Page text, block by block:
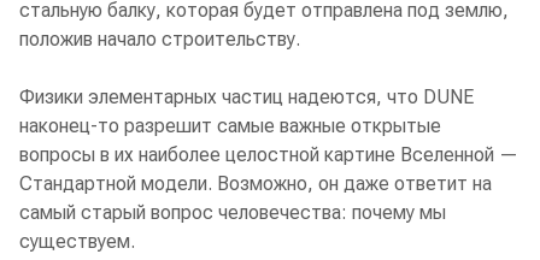
стальную балку, которая будет отправлена ​​под землю,
положив начало строительству.
Физики элементарных частиц надеются, что DUNE
наконец-то разрешит самые важные открытые
вопросы в их наиболее целостной картине Вселенной —
Стандартной модели. Возможно, он даже ответит на
самый старый вопрос человечества: почему мы
существуем.